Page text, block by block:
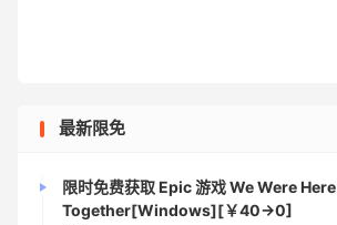
最新限免
限时免费获取 Epic 游戏 We Were Here
Together[Windows][￥40→0]